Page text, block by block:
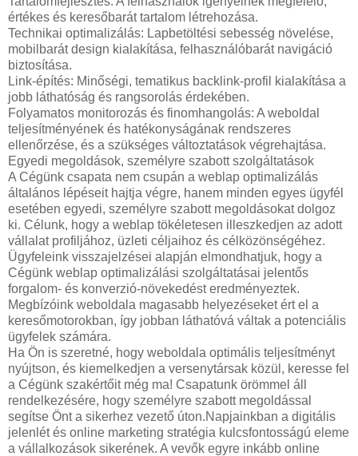
értékes és keresőbarát tartalom létrehozása.
Technikai optimalizálás: Lapbetöltési sebesség növelése,
mobilbarát design kialakítása, felhasználóbarát navigáció
biztosítása.
Link-építés: Minőségi, tematikus backlink-profil kialakítása a
jobb láthatóság és rangsorolás érdekében.
Folyamatos monitorozás és finomhangolás: A weboldal
teljesítményének és hatékonyságának rendszeres
ellenőrzése, és a szükséges változtatások végrehajtása.
Egyedi megoldások, személyre szabott szolgáltatások
A Cégünk csapata nem csupán a weblap optimalizálás
általános lépéseit hajtja végre, hanem minden egyes ügyfél
esetében egyedi, személyre szabott megoldásokat dolgoz
ki. Célunk, hogy a weblap tökéletesen illeszkedjen az adott
vállalat profiljához, üzleti céljaihoz és célközönségéhez.
Ügyfeleink visszajelzései alapján elmondhatjuk, hogy a
Cégünk weblap optimalizálási szolgáltatásai jelentős
forgalom- és konverzió-növekedést eredményeztek.
Megbízóink weboldala magasabb helyezéseket ért el a
keresőmotorokban, így jobban láthatóvá váltak a potenciális
ügyfelek számára.
Ha Ön is szeretné, hogy weboldala optimális teljesítményt
nyújtson, és kiemelkedjen a versenytársak közül, keresse fel
a Cégünk szakértőit még ma! Csapatunk örömmel áll
rendelkezésére, hogy személyre szabott megoldással
segítse Önt a sikerhez vezető úton.Napjainkban a digitális
jelenlét és online marketing stratégia kulcsfontosságú eleme
a vállalkozások sikerének. A vevők egyre inkább online